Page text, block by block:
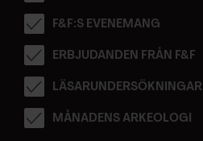
F&F:S EVENEMANG
ERBJUDANDEN FRÅN F&F
LÄSARUNDERSÖKNINGAR
MÅNADENS ARKEOLOGI